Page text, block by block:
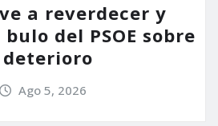
a reverdecer y
del PSOE sobre
Ago 5, 2026